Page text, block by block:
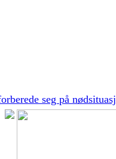
seg på